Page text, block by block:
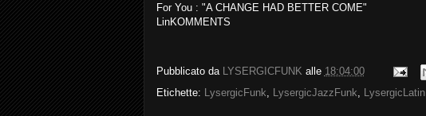
For You : "A CHANGE HAD BETTER COME"
LinKOMMENTS
Pubblicato da LYSERGICFUNK alle 18:04:00
Etichette: LysergicFunk, LysergicJazzFunk, LysergicLatin